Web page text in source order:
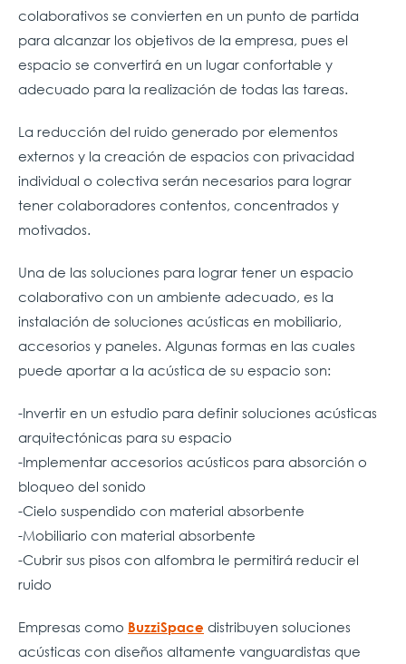
colaborativos se convierten en un punto de partida
para alcanzar los objetivos de la empresa, pues el
espacio se convertirá en un lugar confortable y
adecuado para la realización de todas las tareas.
La reducción del ruido generado por elementos
externos y la creación de espacios con privacidad
individual o colectiva serán necesarios para lograr
tener colaboradores contentos, concentrados y
motivados.
Una de las soluciones para lograr tener un espacio
colaborativo con un ambiente adecuado, es la
instalación de soluciones acústicas en mobiliario,
accesorios y paneles. Algunas formas en las cuales
puede aportar a la acústica de su espacio son:
-Invertir en un estudio para definir soluciones acústicas
arquitectónicas para su espacio​
-Implementar accesorios acústicos para absorción o
bloqueo del sonido​
-Cielo suspendido con material absorbente​
-Mobiliario con material absorbente​
-Cubrir sus pisos con alfombra le permitirá reducir el
ruido​
Empresas como BuzziSpace distribuyen soluciones
acústicas con diseños altamente vanguardistas que